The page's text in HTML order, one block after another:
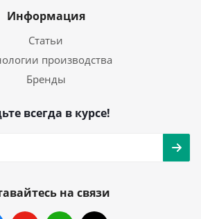
Информация
Статьи
производства
Бренды
всегда в курсе!
на связи